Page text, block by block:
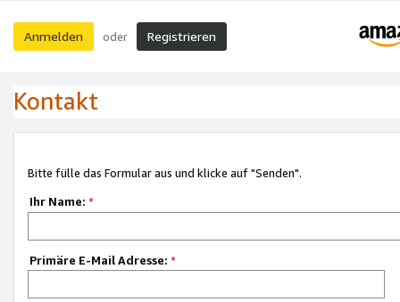
Anmelden oder Registrieren
Kontakt
Bitte fülle das Formular aus und klicke auf "Senden".
Ihr Name: *
Primäre E-Mail Adresse: *